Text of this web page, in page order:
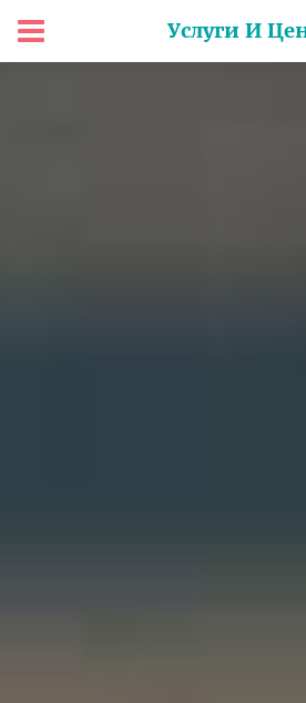
Услуги И